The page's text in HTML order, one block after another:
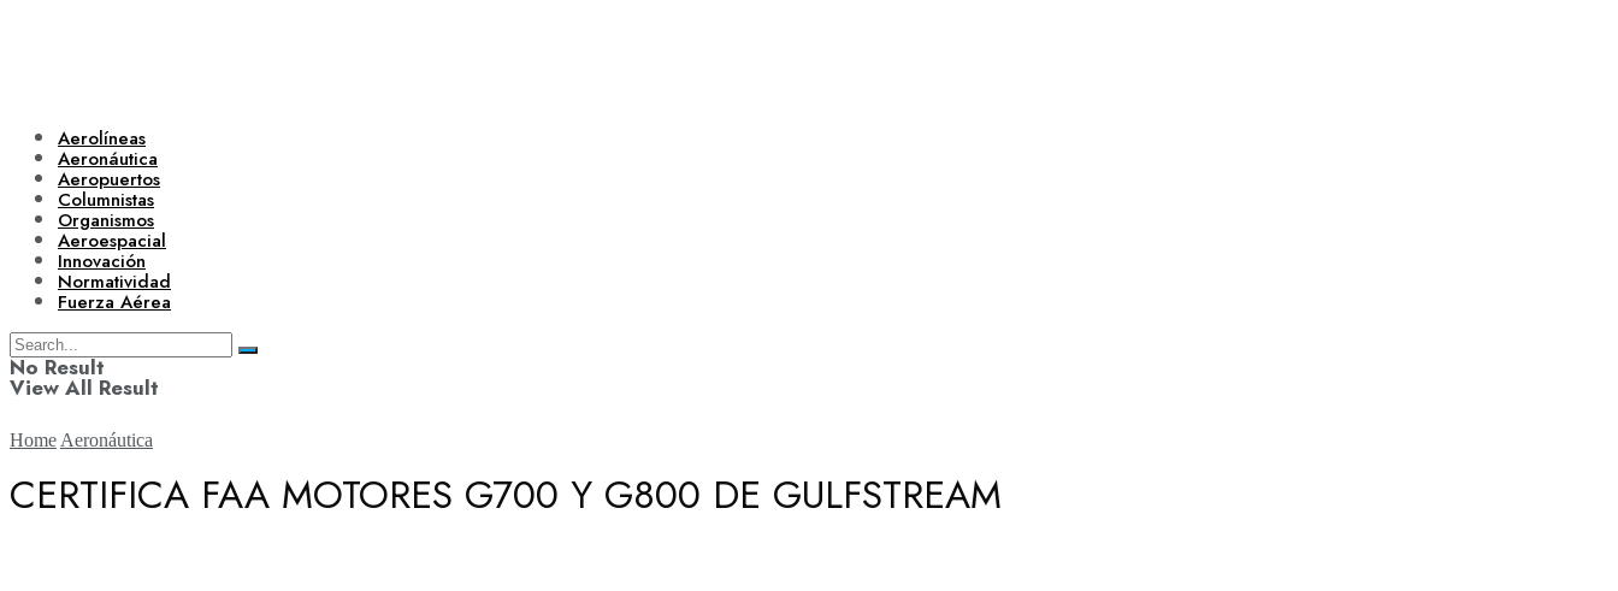
Aerolíneas
Aeronáutica
Aeropuertos
Columnistas
Organismos
Aeroespacial
Innovación
Normatividad
Fuerza Aérea
No Result
View All Result
Home Aeronáutica
CERTIFICA FAA MOTORES G700 Y G800 DE GULFSTREAM